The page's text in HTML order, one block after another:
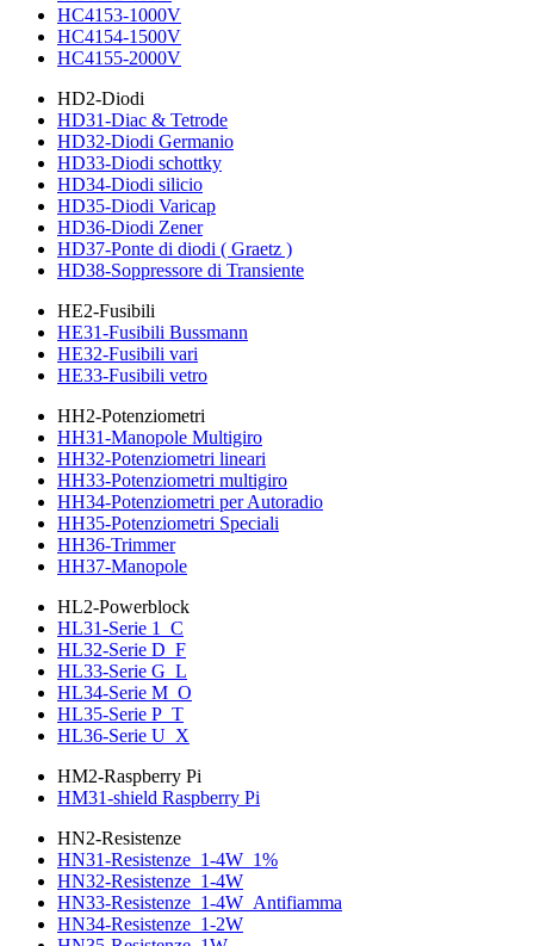
HC4153-1000V
HC4154-1500V
HC4155-2000V
HD2-Diodi
HD31-Diac & Tetrode
HD32-Diodi Germanio
HD33-Diodi schottky
HD34-Diodi silicio
HD35-Diodi Varicap
HD36-Diodi Zener
HD37-Ponte di diodi ( Graetz )
HD38-Soppressore di Transiente
HE2-Fusibili
HE31-Fusibili Bussmann
HE32-Fusibili vari
HE33-Fusibili vetro
HH2-Potenziometri
HH31-Manopole Multigiro
HH32-Potenziometri lineari
HH33-Potenziometri multigiro
HH34-Potenziometri per Autoradio
HH35-Potenziometri Speciali
HH36-Trimmer
HH37-Manopole
HL2-Powerblock
HL31-Serie 1_C
HL32-Serie D_F
HL33-Serie G_L
HL34-Serie M_O
HL35-Serie P_T
HL36-Serie U_X
HM2-Raspberry Pi
HM31-shield Raspberry Pi
HN2-Resistenze
HN31-Resistenze_1-4W_1%
HN32-Resistenze_1-4W
HN33-Resistenze_1-4W_Antifiamma
HN34-Resistenze_1-2W